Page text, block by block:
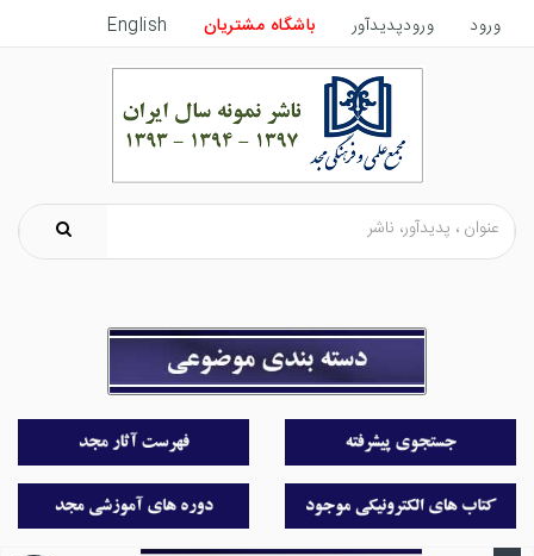
ورود ورودپدیدآور باشگاه مشتریان English